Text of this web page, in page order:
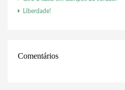
Liberdade!
Comentários